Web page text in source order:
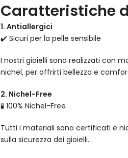
Caratteristiche
1. Antiallergici
✔️ Sicuri per la pelle sensibile
I nostri gioielli sono realizzati con
nichel, per offrirti bellezza e
2. Nichel-Free
🧪 100% Nichel-Free
Tutti i materiali sono certificati e
sulla sicurezza dei gioielli.